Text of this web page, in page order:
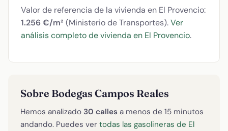
Valor de referencia de la vivienda en El Provencio:
1.256 €/m² (Ministerio de Transportes).Ver
análisis completo de vivienda en El Provencio.
Sobre Bodegas Campos Reales
Hemos analizado 30 calles a menos de 15 minutos
andando. Puedes ver todas las gasolineras de El